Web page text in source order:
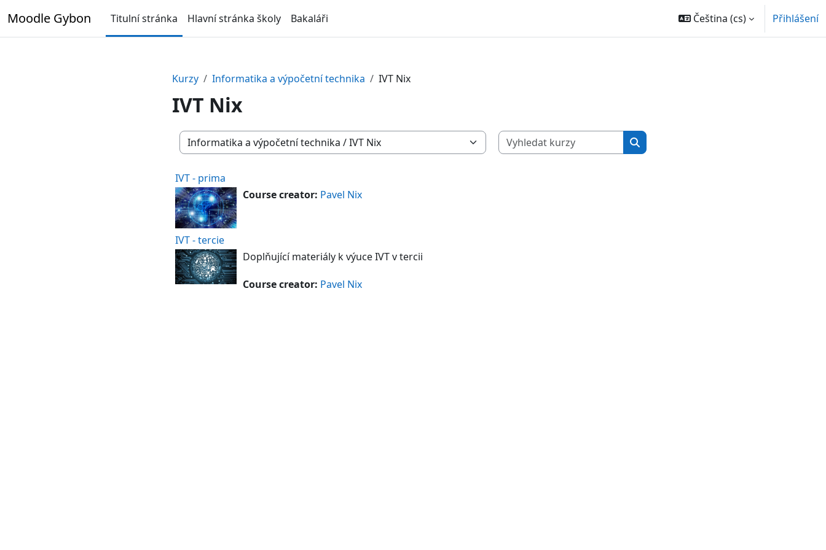
Moodle Gybon Titulní stránka Hlavní stránka školy Bakaláři Čeština ‎(cs)‎ Přihlášení
Kurzy Informatika a výpočetní technika IVT Nix
IVT Nix
Kategorie kurzů
Vyhledat kurzy
Vyhledat kurzy
IVT - prima
Course creator: Pavel Nix
IVT - tercie
Doplňující materiály k výuce IVT v tercii
Course creator: Pavel Nix